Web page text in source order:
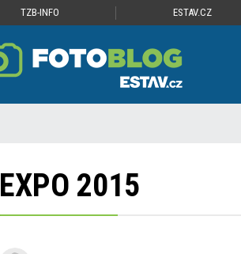
TZB-INFO ESTAV.CZ
EXPO 2015